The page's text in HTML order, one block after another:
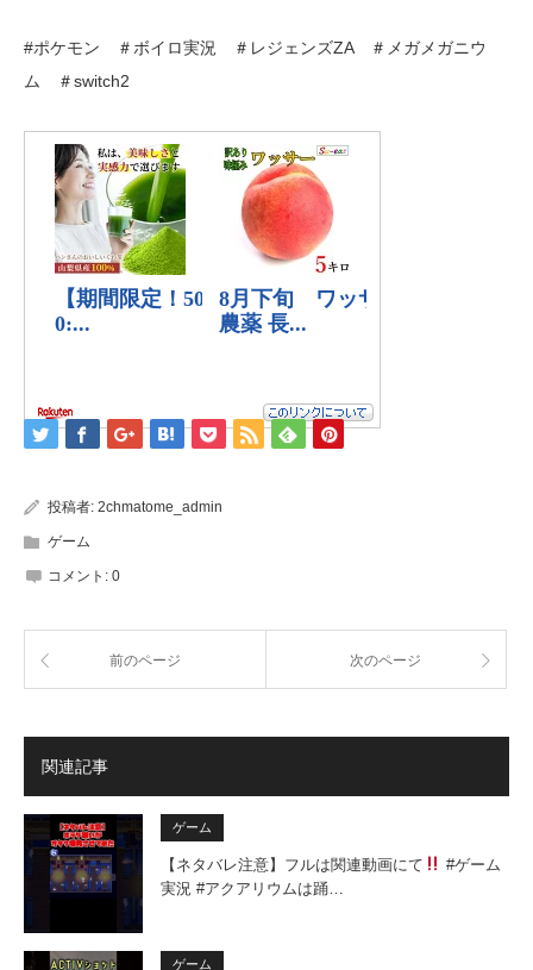
#ポケモン ＃ボイロ実況 ＃レジェンズZA ＃メガメガニウ
ム ＃switch2
投稿者: 2chmatome_admin
ゲーム
コメント: 0
前のページ 次のページ
関連記事
ゲーム
【ネタバレ注意】フルは関連動画にて
#ゲーム
実況 #アクアリウムは踊…
ゲーム